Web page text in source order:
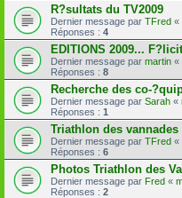
R?sultats du TV2009
Dernier message par TFred «
Réponses : 4
EDITIONS 2009...
Dernier message par martin «
Réponses : 8
Recherche des co-
Dernier message par Sarah «
Réponses : 1
Triathlon des vannades
Dernier message par TFred «
Réponses : 6
Photos Triathlon des
Dernier message par Fred «
Réponses : 2